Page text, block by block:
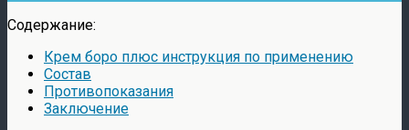
Содержание:
Крем боро плюс инструкция по применению
Состав
Противопоказания
Заключение